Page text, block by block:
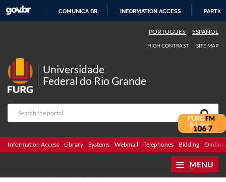
COMUNICA BR INFORMATION ACCESS
PORTUGUÊS ESPAÑOL
HIGH CONTRAST SITE MAP
Universidade
Federal do Rio Grande
Information Access Library Systems Webmail Telephones Bidding
MENU